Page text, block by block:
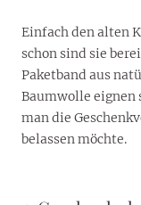
Einfach den alten
schon sind sie
Paketband aus
Baumwolle eignen
man die
belassen möchte.